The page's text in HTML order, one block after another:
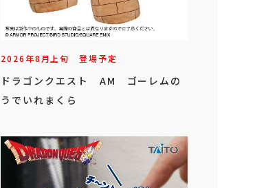
2026年8月上旬 登場予定
ドラゴンクエスト AM ゴーレムの
うでいれまくら